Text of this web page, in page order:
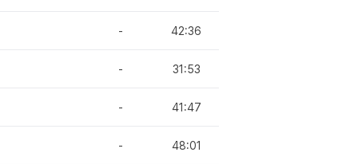
- 42:36
- 31:53
- 41:47
- 48:01